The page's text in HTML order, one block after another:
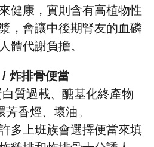
健康，實則含有高植物性
，會讓中後期腎友的血磷
體代謝負擔。
炸排骨便當
白質過載、醣基化終產物
芳香烴、壞油。
多上班族會選擇便當來填